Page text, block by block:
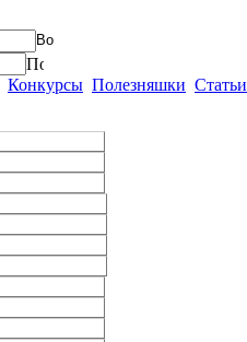
Конкурсы Полезняшки Статьи